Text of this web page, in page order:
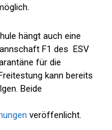
hängt auch eine
F1 des ESV
für die
kann bereits
Beide
veröffenlicht.